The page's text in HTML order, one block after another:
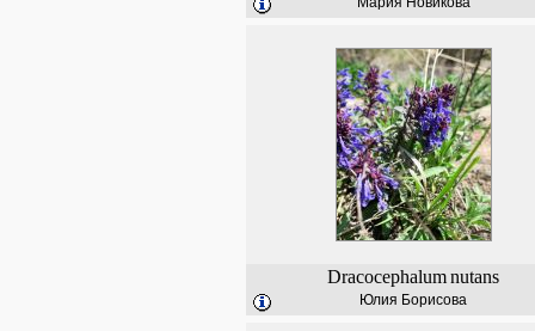
Dracocephalumnutans
Юлия Борисова